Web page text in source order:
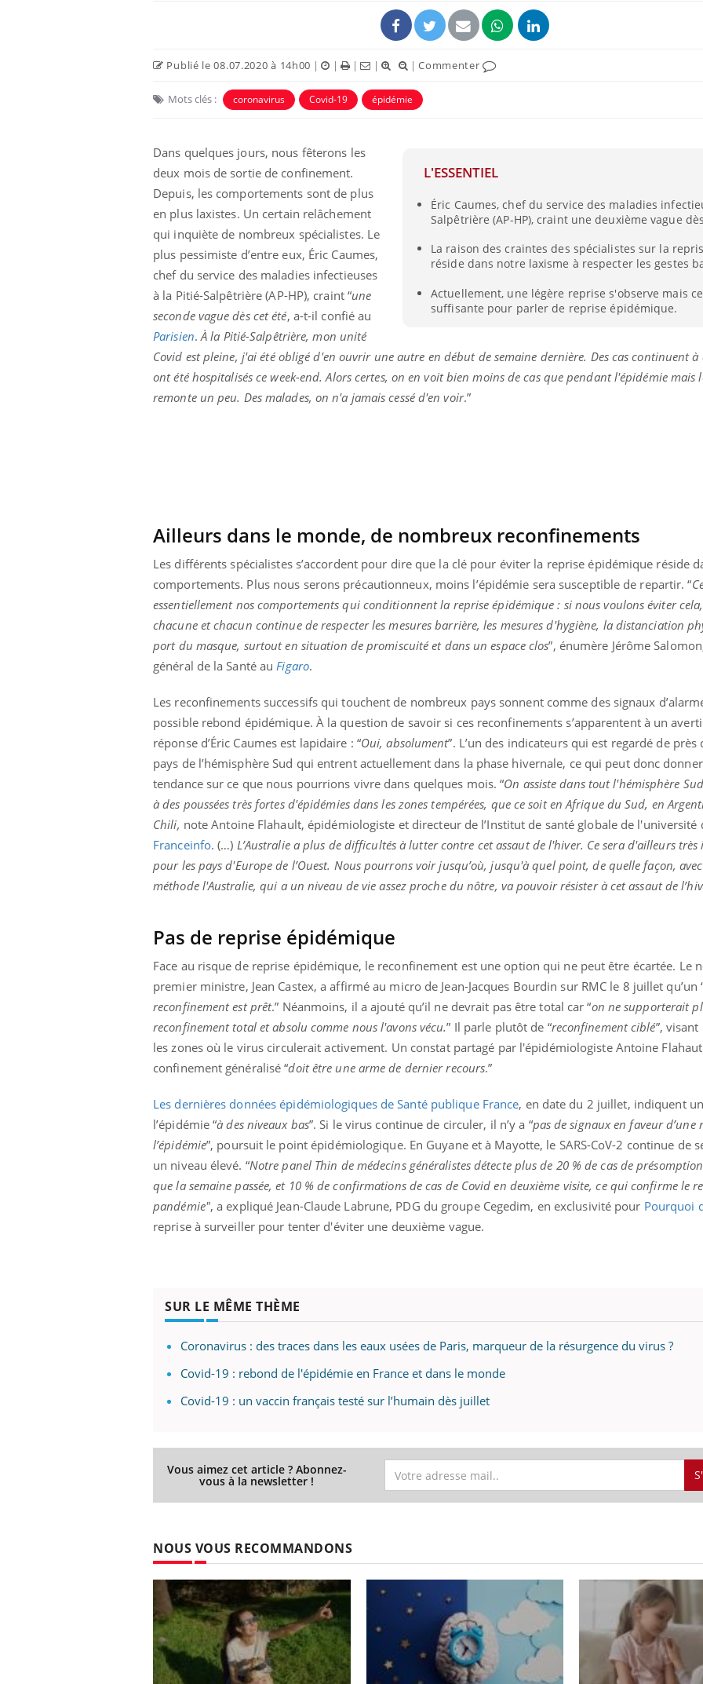
Publié le 08.07.2020 à 14h00 | | | | |Commenter
Mots clés : coronavirus Covid-19 épidémie
L'ESSENTIEL
Éric Caumes, chef du service des maladies
Salpêtrière (AP-HP), craint une deuxième vague
La raison des craintes des spécialistes sur la
réside dans notre laxisme à respecter les gestes
Actuellement, une légère reprise s'observe mais
suffisante pour parler de reprise épidémique.
Dans quelques jours, nous fêterons les
deux mois de sortie de confinement.
Depuis, les comportements sont de plus
en plus laxistes. Un certain relâchement
qui inquiète de nombreux spécialistes. Le
plus pessimiste d’entre eux, Éric Caumes,
chef du service des maladies infectieuses
à la Pitié-Salpêtrière (AP-HP), craint “une
seconde vague dès cet été, a-t-il confié au
Parisien.À la Pitié-Salpêtrière, mon unité
Covid est pleine, j'ai été obligé d'en ouvrir une autre en début de semaine dernière. Des cas continuent à
ont été hospitalisés ce week-end. Alors certes, on en voit bien moins de cas que pendant l'épidémie mais
remonte un peu. Des malades, on n'a jamais cessé d'en voir.”
Ailleurs dans le monde, de nombreux reconfinements
Les différents spécialistes s’accordent pour dire que la clé pour éviter la reprise épidémique réside
comportements. Plus nous serons précautionneux, moins l’épidémie sera susceptible de repartir. “
essentiellement nos comportements qui conditionnent la reprise épidémique : si nous voulons éviter
chacune et chacun continue de respecter les mesures barrière, les mesures d'hygiène, la distanciation
port du masque, surtout en situation de promiscuité et dans un espace clos”, énumère Jérôme
général de la Santé auFigaro.
Les reconfinements successifs qui touchent de nombreux pays sonnent comme des signaux
possible rebond épidémique. À la question de savoir si ces reconfinements s’apparentent à un
réponse d’Éric Caumes est lapidaire : “Oui, absolument”. L’un des indicateurs qui est regardé de près
pays de l’hémisphère Sud qui entrent actuellement dans la phase hivernale, ce qui peut donc
tendance sur ce que nous pourrions vivre dans quelques mois. “On assiste dans tout l'hémisphère
à des poussées très fortes d'épidémies dans les zones tempérées, que ce soit en Afrique du Sud, en
Chili, note Antoine Flahault, épidémiologiste et directeur de l’Institut de santé globale de l'université
Franceinfo. (…) L’Australie a plus de difficultés à lutter contre cet assaut de l'hiver. Ce sera d'ailleurs très
pour les pays d'Europe de l’Ouest. Nous pourrons voir jusqu’où, jusqu'à quel point, de quelle façon,
méthode l'Australie, qui a un niveau de vie assez proche du nôtre, va pouvoir résister à cet assaut de
Pas de reprise épidémique
Face au risque de reprise épidémique, le reconfinement est une option qui ne peut être écartée. Le
premier ministre, Jean Castex, a affirmé au micro de Jean-Jacques Bourdin sur RMC le 8 juillet qu’un
reconfinement est prêt.” Néanmoins, il a ajouté qu’il ne devrait pas être total car “on ne supporterait
reconfinement total et absolu comme nous l'avons vécu.” Il parle plutôt de “reconfinement ciblé”,
les zones où le virus circulerait activement. Un constat partagé par l'épidémiologiste Antoine
confinement généralisé “doit être une arme de dernier recours.”
Les dernières données épidémiologiques de Santé publique France, en date du 2 juillet, indiquent
l’épidémie “à des niveaux bas”. Si le virus continue de circuler, il n’y a “pas de signaux en faveur d’une
l’épidémie”, poursuit le point épidémiologique. En Guyane et à Mayotte, le SARS-CoV-2 continue de
un niveau élevé. “Notre panel Thin de médecins généralistes détecte plus de 20 % de cas de
que la semaine passée, et 10 % de confirmations de cas de Covid en deuxième visite, ce qui confirme le
pandémie", a expliqué Jean-Claude Labrune, PDG du groupe Cegedim, en exclusivité pour Pourquoi
reprise à surveiller pour tenter d'éviter une deuxième vague.
SUR LE MÊME THÈME
Coronavirus : des traces dans les eaux usées de Paris, marqueur de la résurgence du virus ?
Covid-19 : rebond de l'épidémie en France et dans le monde
Covid-19 : un vaccin français testé sur l’humain dès juillet
Vous aimez cet article ? Abonnez-
vous à la newsletter !
NOUS VOUS RECOMMANDONS
Eczéma Chronique des Mains :
expliquer ma maladieYoutube
questions sur la maladie d'un proche c'est
Youtube
Carence en fer : comprendre pour
prévenirYoutube
carence en fer sont multiples ce qui la rend